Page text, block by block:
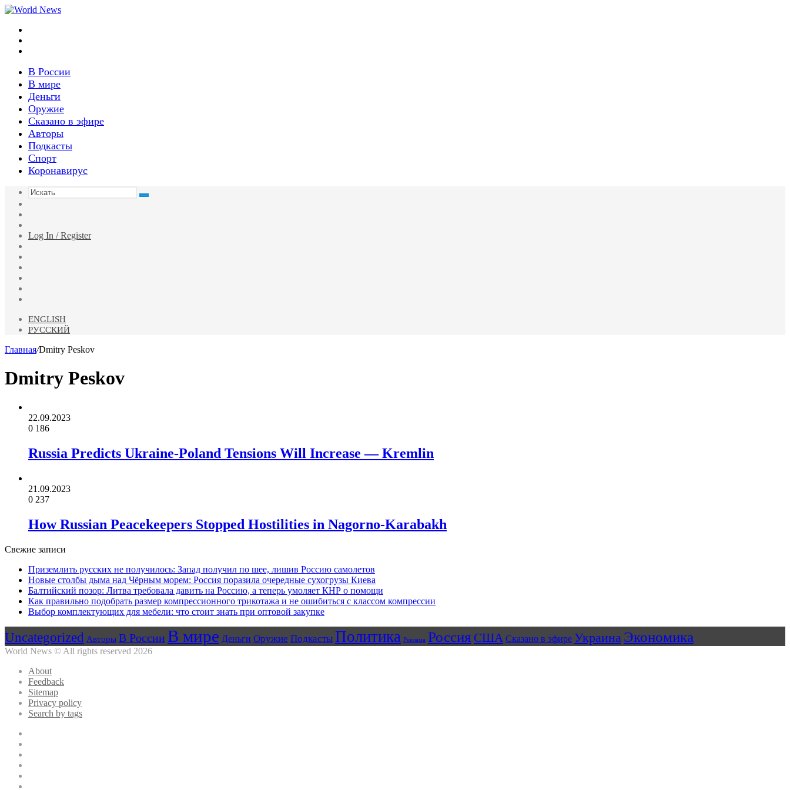
В России
В мире
Деньги
Оружие
Сказано в эфире
Авторы
Подкасты
Спорт
Коронавирус
Искать
статья
Log In / Register
ENGLISH
РУССКИЙ
Главная/Dmitry Peskov
Dmitry Peskov
22.09.2023
0 186
Russia Predicts Ukraine-Poland Tensions Will Increase — Kremlin
21.09.2023
0 237
How Russian Peacekeepers Stopped Hostilities in Nagorno-Karabakh
Свежие записи
Приземлить русских не получилось: Запад получил по шее, лишив Россию самолетов
Новые столбы дыма над Чёрным морем: Россия поразила очередные сухогрузы Киева
Балтийский позор: Литва требовала давить на Россию, а теперь умоляет КНР о помощи
Как правильно подобрать размер компрессионного трикотажа и не ошибиться с классом компрессии
Выбор комплектующих для мебели: что стоит знать при оптовой закупке
Uncategorized Авторы В России В мире Деньги Оружие Подкасты Политика Реклама Россия США Сказано в эфире Украина Экономика
World News © All rights reserved 2026
About
Feedback
Sitemap
Privacy policy
Search by tags